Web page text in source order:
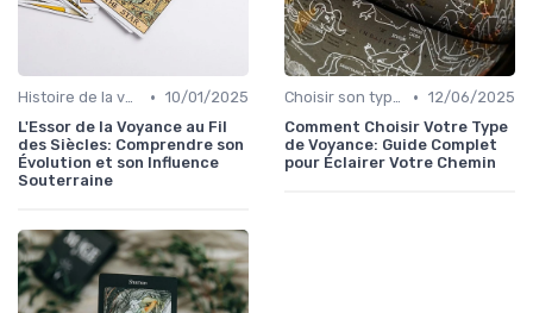
Histoire de la voyance • 10/01/2025
L'Essor de la Voyance au Fil
des Siècles: Comprendre son
Évolution et son Influence
Souterraine
Choisir son type de voyance • 12/06/2025
Comment Choisir Votre Type
de Voyance: Guide Complet
pour Éclairer Votre Chemin